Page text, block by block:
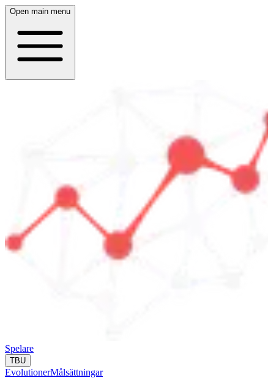
Open main menu
Spelare
TBU
EvolutionerMålsättningar